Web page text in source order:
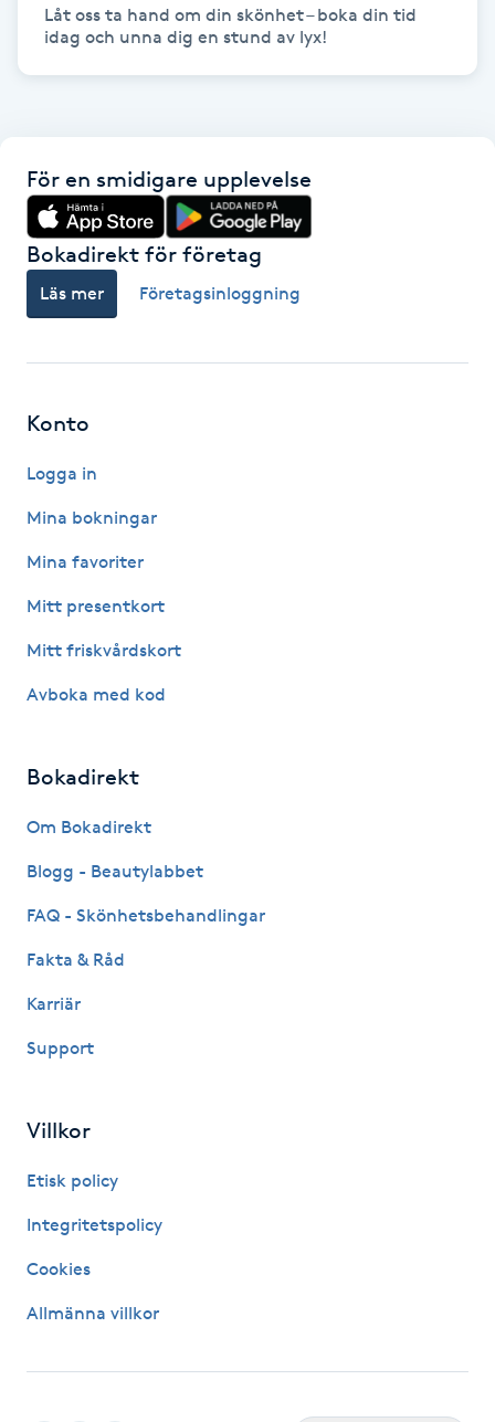
Hårbottenbehandling
Hårförlängning
Hälsa
Hälsprickor
IPL hårborttagning
Japansk massage
Katun fransar
Kemisk peeling
Kinesiologi
Klangmassage
Klippning & Slingor
Låt oss ta hand om din skönhet – boka din tid
idag och unna dig en stund av lyx!
För en smidigare upplevelse
Bokadirekt för företag
Läs mer Företagsinloggning
Konto
Logga in
Mina bokningar
Mina favoriter
Mitt presentkort
Mitt friskvårdskort
Avboka med kod
Bokadirekt
Om Bokadirekt
Blogg - Beautylabbet
FAQ - Skönhetsbehandlingar
Fakta & Råd
Karriär
Support
Villkor
Etisk policy
Integritetspolicy
Cookies
Allmänna villkor